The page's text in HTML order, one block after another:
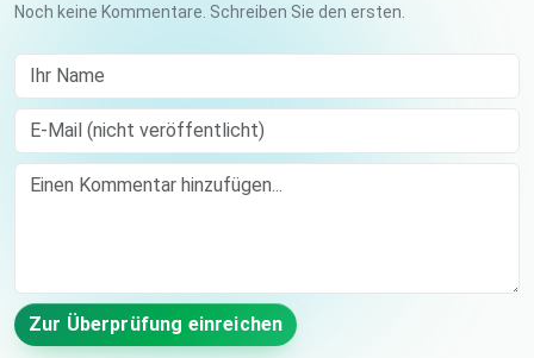
Noch keine Kommentare. Schreiben Sie den ersten.
Ihr Name
E-Mail (nicht veröffentlicht)
Comment
Zur Überprüfung einreichen